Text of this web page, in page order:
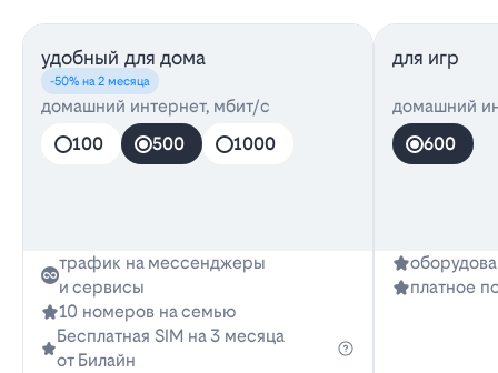
удобный для дома
-50% на 2 месяца
домашний интернет, мбит/с
100
500 1000
трафик на мессенджеры
и сервисы
10 номеров на семью
Бесплатная SIM на 3 месяца
от Билайн
для игр
домашний
600
платное